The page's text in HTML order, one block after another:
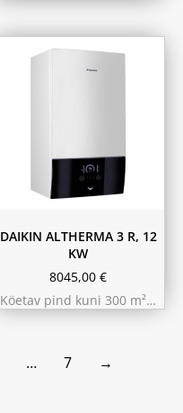
DAIKIN ALTHERMA 3 R, 12
KW
8045,00 €
Köetav pind kuni 300 m²…
… 7 →